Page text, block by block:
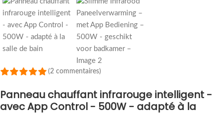
(2 commentaires)
Panneau chauffant infrarouge intelligent -
avec App Control - 500W - adapté à la